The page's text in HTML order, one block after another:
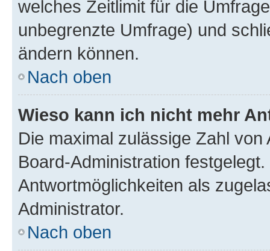
welches Zeitlimit für die
unbegrenzte Umfrage) und
ändern können.
Nach oben
Wieso kann ich nicht mehr
Die maximal zulässige Zahl
Board-Administration
Antwortmöglichkeiten als
Administrator.
Nach oben